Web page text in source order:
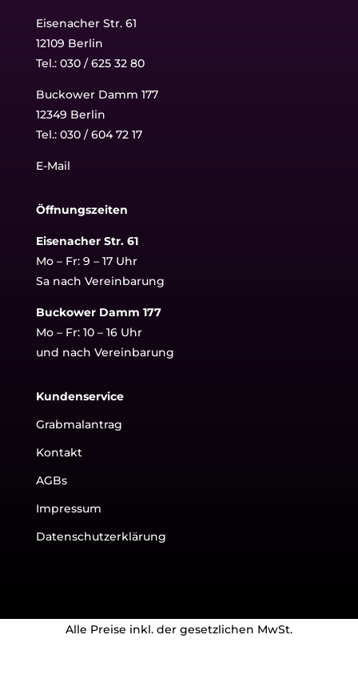
Eisenacher Str. 61
12109 Berlin
Tel.: 030 / 625 32 80
Buckower Damm 177
12349 Berlin
Tel.: 030 / 604 72 17
E-Mail
Öffnungszeiten
Eisenacher Str. 61
Mo – Fr: 9 – 17 Uhr
Sa nach Vereinbarung
Buckower Damm 177
Mo – Fr: 10 – 16 Uhr
und nach Vereinbarung
Kundenservice
Grabmalantrag
Kontakt
AGBs
Impressum
Datenschutzerklärung
Alle Preise inkl. der gesetzlichen MwSt.